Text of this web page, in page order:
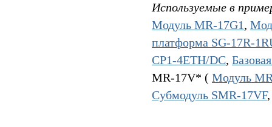
Используемые в
Модуль MR-17G1,
платформа SG-17R-
CP1-4ETH/DC,
MR-17V* ( Модуль
Субмодуль SMR-17VF